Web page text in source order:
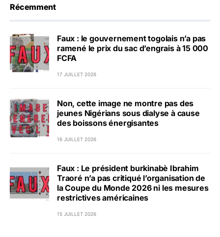
Récemment
Faux : le gouvernement togolais n’a pas
ramené le prix du sac d’engrais à 15 000
FCFA
17 JUILLET 2026
Non, cette image ne montre pas des
jeunes Nigérians sous dialyse à cause
des boissons énergisantes
16 JUILLET 2026
Faux : Le président burkinabè Ibrahim
Traoré n’a pas critiqué l’organisation de
la Coupe du Monde 2026 ni les mesures
restrictives américaines
15 JUILLET 2026